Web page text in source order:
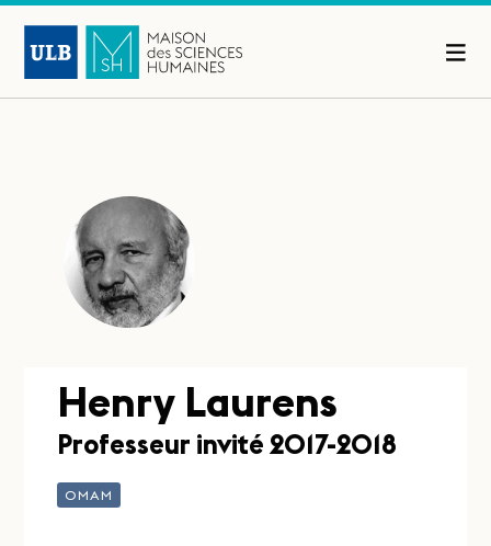
Henry Laurens
Professeur invité 2017-2018
OMAM